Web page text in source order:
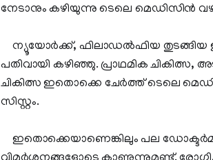
നേടാനും കഴിയുന്നു ടെലെ മെഡിസിന്‍
ന്യൂയോര്‍ക്ക്, ഫിലാഡല്‍ഫിയ തുടങ്ങിയ
പതിവായി കഴിഞ്ഞു. പ്രാഥമിക ചികിത്സ,
ചികിത്സ ഇതൊക്കെ ചേര്‍ത്ത് ടെലെ
സിസ്റ്റം.
ഇതൊക്കെയാണെങ്കിലും പല